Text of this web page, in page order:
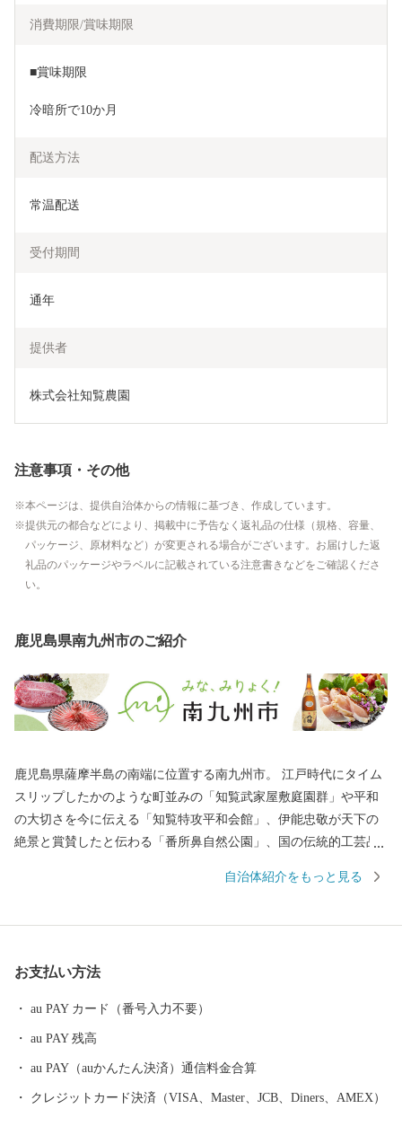
消費期限/賞味期限
■賞味期限
冷暗所で10か月
配送方法
常温配送
受付期間
通年
提供者
株式会社知覧農園
注意事項・その他
本ページは、提供自治体からの情報に基づき、作成しています。
提供元の都合などにより、掲載中に予告なく返礼品の仕様（規格、容量、
パッケージ、原材料など）が変更される場合がございます。お届けした返
礼品のパッケージやラベルに記載されている注意書きなどをご確認くださ
い。
鹿児島県南九州市のご紹介
鹿児島県薩摩半島の南端に位置する南九州市。 江戸時代にタイム
スリップしたかのような町並みの「知覧武家屋敷庭園群」や平和
の大切さを今に伝える「知覧特攻平和会館」、伊能忠敬が天下の
絶景と賞賛したと伝わる「番所鼻自然公園」、国の伝統的工芸品
には、市町村別日本一の生産量を誇る「知覧茶」や「さつまい
自治体紹介をもっと見る
お支払い方法
au PAY カード（番号入力不要）
au PAY 残高
au PAY（auかんたん決済）通信料金合算
クレジットカード決済（VISA、Master、JCB、Diners、AMEX）